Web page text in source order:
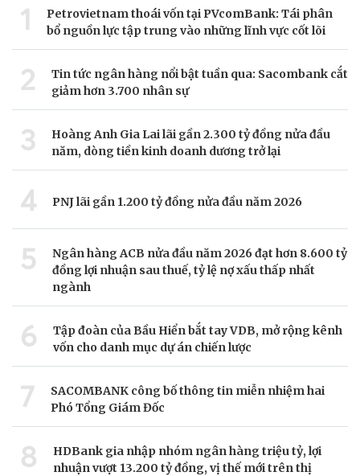
1
Petrovietnam thoái vốn tại PVcomBank: Tái phân
bổ nguồn lực tập trung vào những lĩnh vực cốt lõi
2
Tin tức ngân hàng nổi bật tuần qua: Sacombank cắt
giảm hơn 3.700 nhân sự
3
Hoàng Anh Gia Lai lãi gần 2.300 tỷ đồng nửa đầu
năm, dòng tiền kinh doanh dương trở lại
4 PNJ lãi gần 1.200 tỷ đồng nửa đầu năm 2026
5
Ngân hàng ACB nửa đầu năm 2026 đạt hơn 8.600 tỷ
đồng lợi nhuận sau thuế, tỷ lệ nợ xấu thấp nhất
ngành
6
Tập đoàn của Bầu Hiển bắt tay VDB, mở rộng kênh
vốn cho danh mục dự án chiến lược
7
SACOMBANK công bố thông tin miễn nhiệm hai
Phó Tổng Giám Đốc
8
HDBank gia nhập nhóm ngân hàng triệu tỷ, lợi
nhuận vượt 13.200 tỷ đồng, vị thế mới trên thị